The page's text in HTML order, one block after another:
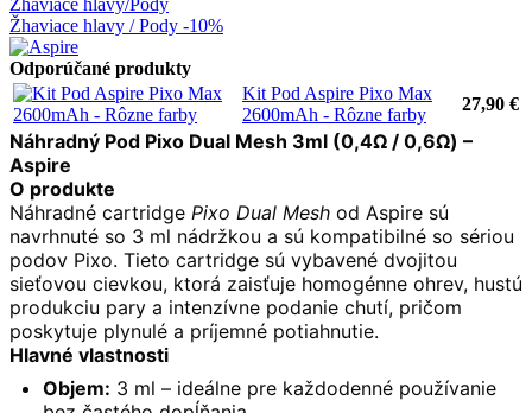
Žhaviace hlavy/Pody
Žhaviace hlavy / Pody -10%
Odporúčané produkty
Kit Pod Aspire Pixo Max
2600mAh - Rôzne farby
27,90 €
Náhradný Pod Pixo Dual Mesh 3ml (0,4Ω / 0,6Ω) –
Aspire
O produkte
Náhradné cartridge Pixo Dual Mesh od Aspire sú
navrhnuté so 3 ml nádržkou a sú kompatibilné so sériou
podov Pixo. Tieto cartridge sú vybavené dvojitou
sieťovou cievkou, ktorá zaisťuje homogénne ohrev, hustú
produkciu pary a intenzívne podanie chutí, pričom
poskytuje plynulé a príjemné potiahnutie.
Hlavné vlastnosti
Objem: 3 ml – ideálne pre každodenné používanie